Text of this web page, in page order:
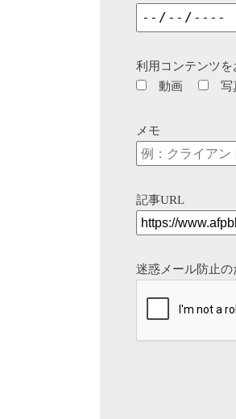
利用コンテンツを
動画
写
メモ
記事URL
迷惑メール防止